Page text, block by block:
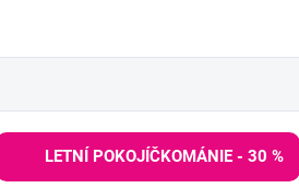
LETNÍ POKOJÍČKOMÁNIE - 30 %